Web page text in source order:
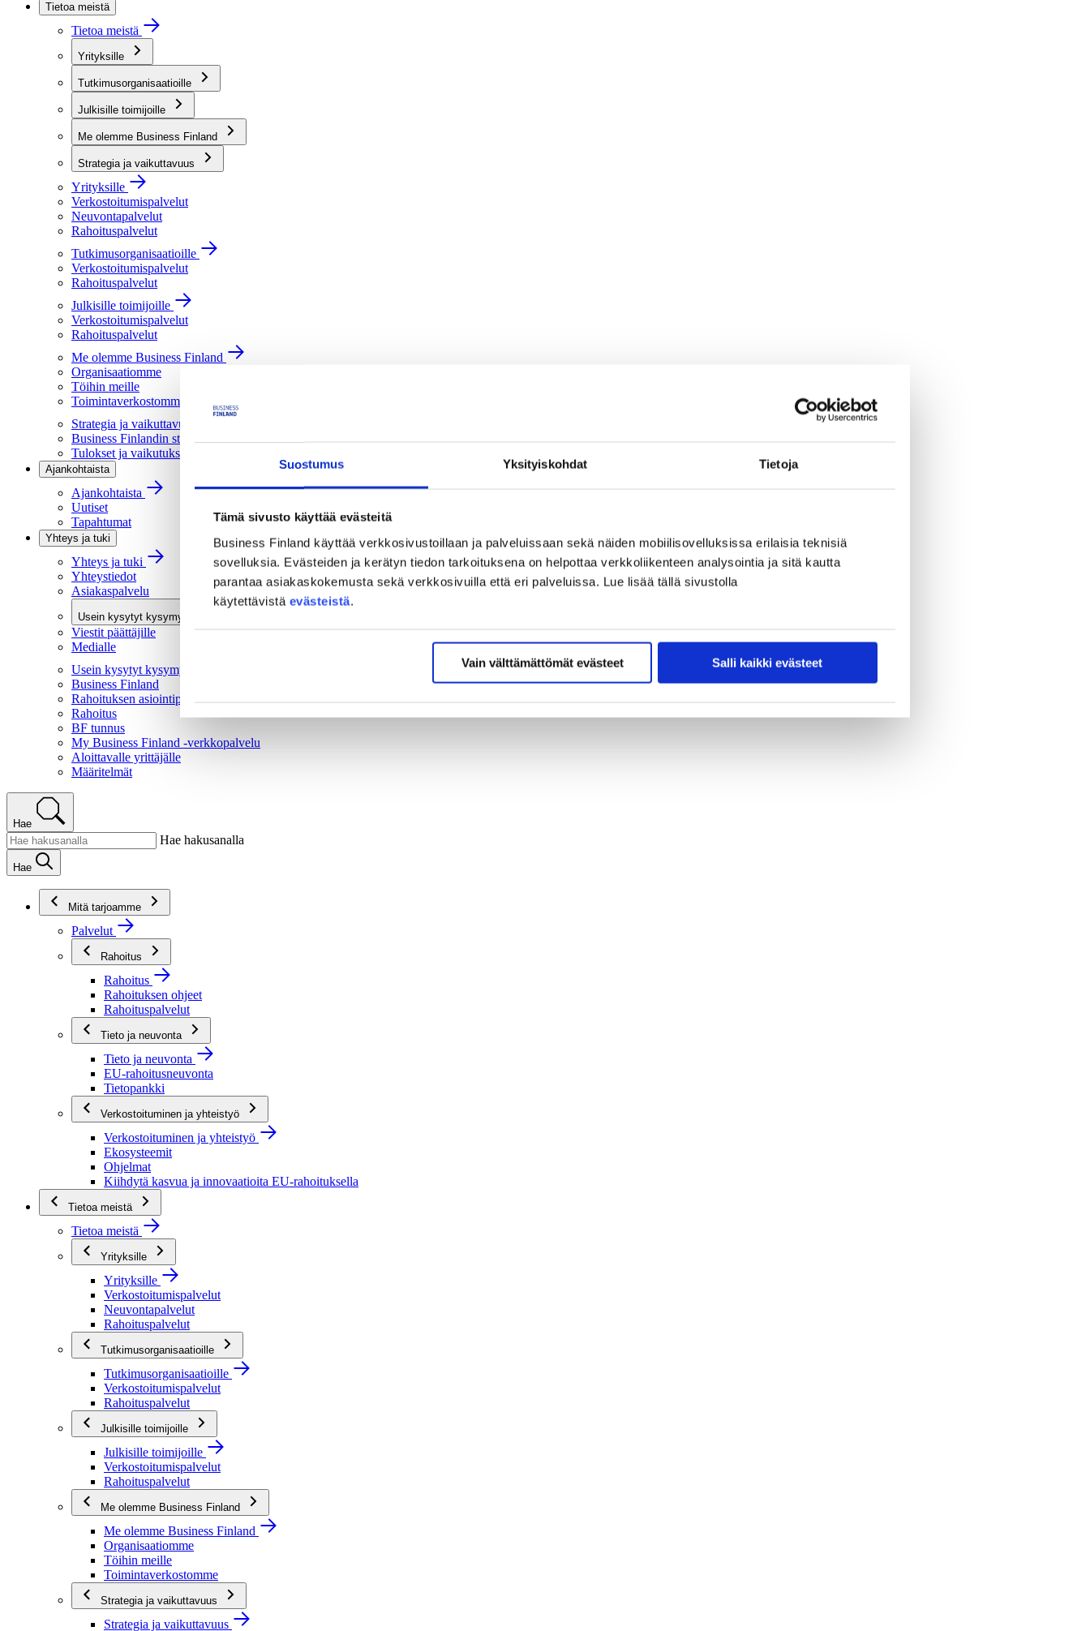
Suostumus Yksityiskohdat Tietoja
Tämä sivusto käyttää evästeitä
Business Finland käyttää verkkosivustoillaan ja palveluissaan sekä näiden mobiilisovelluksissa erilaisia teknisiä
sovelluksia. Evästeiden ja kerätyn tiedon tarkoituksena on helpottaa verkkoliikenteen analysointia ja sitä kautta
parantaa asiakaskokemusta sekä verkkosivuilla että eri palveluissa. Lue lisää tällä sivustolla
käytettävistä evästeistä.
Vain välttämättömät evästeet Salli kaikki evästeet
Tietoa meistä
Tietoa meistä
Yrityksille
Tutkimusorganisaatioille
Julkisille toimijoille
Me olemme Business Finland
Strategia ja vaikuttavuus
Yrityksille
Verkostoitumispalvelut
Neuvontapalvelut
Rahoituspalvelut
Tutkimusorganisaatioille
Verkostoitumispalvelut
Rahoituspalvelut
Julkisille toimijoille
Verkostoitumispalvelut
Rahoituspalvelut
Me olemme Business Finland
Organisaatiomme
Töihin meille
Toimintaverkostomme
Strategia ja vaikuttavuus
Business Finlandin strategia 2030
Tulokset ja vaikutukset
Ajankohtaista
Ajankohtaista
Uutiset
Tapahtumat
Yhteys ja tuki
Yhteys ja tuki
Yhteystiedot
Asiakaspalvelu
Usein kysytyt kysymykset
Viestit päättäjille
Medialle
Usein kysytyt kysymykset
Business Finland
Rahoituksen asiointipalvelu
Rahoitus
BF tunnus
My Business Finland -verkkopalvelu
Aloittavalle yrittäjälle
Määritelmät
Hae
Hae hakusanalla
Hae
Mitä tarjoamme
Palvelut
Rahoitus
Rahoitus
Rahoituksen ohjeet
Rahoituspalvelut
Tieto ja neuvonta
Tieto ja neuvonta
EU-rahoitusneuvonta
Tietopankki
Verkostoituminen ja yhteistyö
Verkostoituminen ja yhteistyö
Ekosysteemit
Ohjelmat
Kiihdytä kasvua ja innovaatioita EU-rahoituksella
Tietoa meistä
Tietoa meistä
Yrityksille
Yrityksille
Verkostoitumispalvelut
Neuvontapalvelut
Rahoituspalvelut
Tutkimusorganisaatioille
Tutkimusorganisaatioille
Verkostoitumispalvelut
Rahoituspalvelut
Julkisille toimijoille
Julkisille toimijoille
Verkostoitumispalvelut
Rahoituspalvelut
Me olemme Business Finland
Me olemme Business Finland
Organisaatiomme
Töihin meille
Toimintaverkostomme
Strategia ja vaikuttavuus
Strategia ja vaikuttavuus